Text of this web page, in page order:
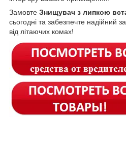
Замовте Знищувач з липкою
сьогодні та забезпечте надійний
від літаючих комах!